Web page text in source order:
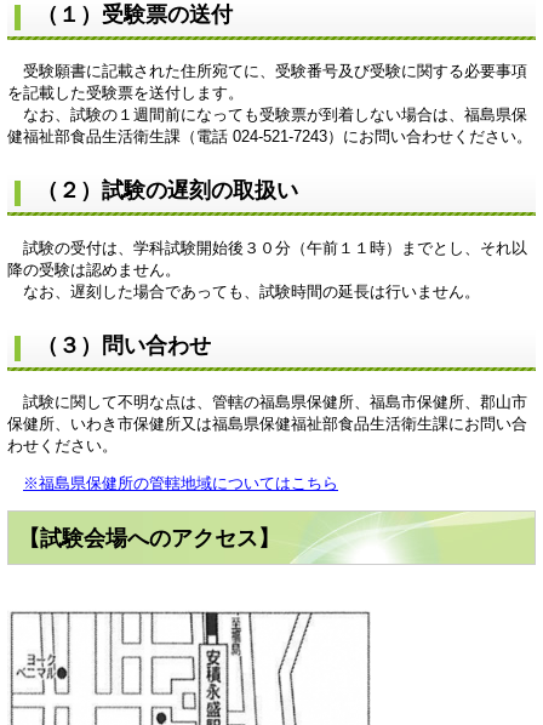
（１）受験票の送付
受験願書に記載された住所宛てに、受験番号及び受験に関する必要事項
を記載した受験票を送付します。
なお、試験の１週間前になっても受験票が到着しない場合は、福島県保
健福祉部食品生活衛生課（電話 024-521-7243）にお問い合わせください。
（２）試験の遅刻の取扱い
試験の受付は、学科試験開始後３０分（午前１１時）までとし、それ以
降の受験は認めません。
なお、遅刻した場合であっても、試験時間の延長は行いません。
（３）問い合わせ
試験に関して不明な点は、管轄の福島県保健所、福島市保健所、郡山市
保健所、いわき市保健所又は福島県保健福祉部食品生活衛生課にお問い合
わせください。
※福島県保健所の管轄地域についてはこちら
【試験会場へのアクセス】